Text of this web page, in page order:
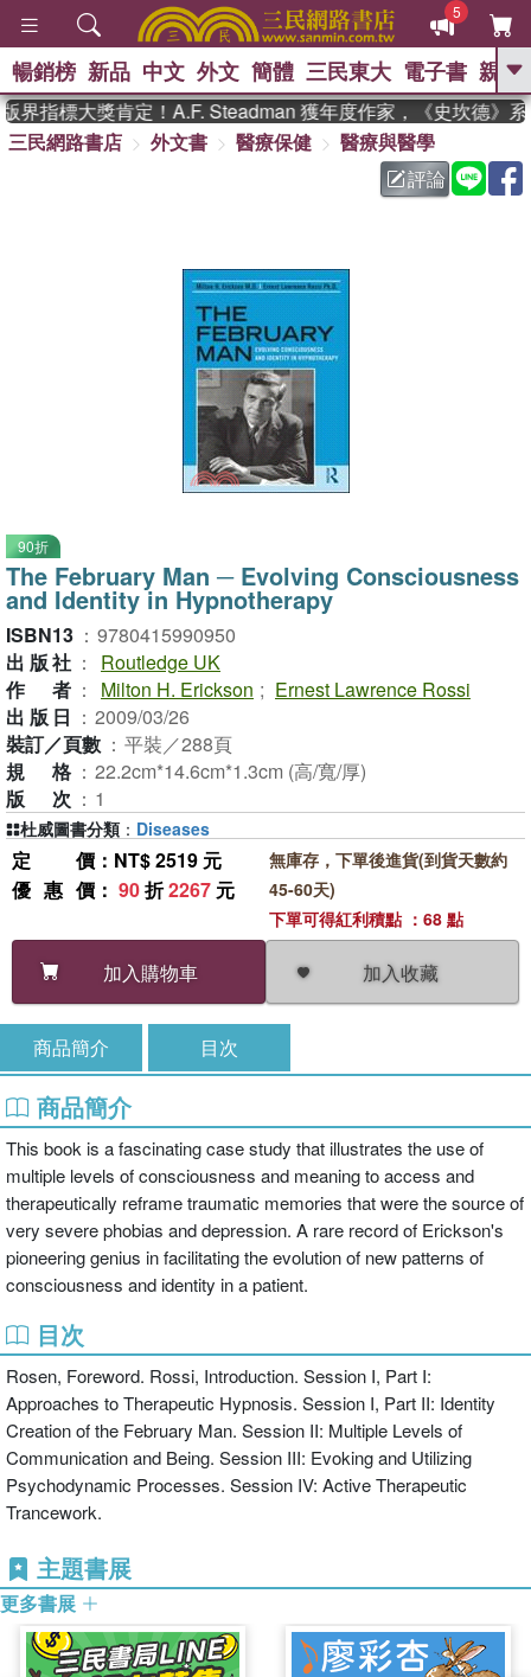
5
GO
熱搜： 東野圭吾 、 高希均教授回憶錄
父親節 、 如果歷
暑期推薦 、 國際布克
偉大的迷走神經
暢銷榜 新品 中文 外文 簡體 三民東大 電子書 親子
指標大獎肯定！A.F. Steadman 獲年度作家，《史坎德》系
三民網路書店
外文書 醫療保健
醫療與醫學
評論
90折
The February Man ─ Evolving Consciousness
and Identity in Hypnotherapy
ISBN13 ： 9780415990950
出版社 ：
Routledge UK
作者 ： Milton H. Erickson ; Ernest Lawrence Rossi
出版日 ： 2009/03/26
裝訂／頁數 ： 平裝／288頁
規格 ： 22.2cm*14.6cm*1.3cm (高/寬/厚)
版次 ： 1
定價 ：NT$ 2519 元
優惠價 ： 90折2267 元
加入購物車 加入收藏
無庫存，下單後進貨(到貨天數約
45-60天)
下單可得紅利積點 ：68 點
杜威圖書分類 ： Diseases
商品簡介 目次
商品簡介
This book is a fascinating case study that illustrates the use of
multiple levels of consciousness and meaning to access and
therapeutically reframe traumatic memories that were the source of
very severe phobias and depression. A rare record of Erickson's
pioneering genius in facilitating the evolution of new patterns of
consciousness and identity in a patient.
目次
Rosen, Foreword. Rossi, Introduction. Session I, Part I:
Approaches to Therapeutic Hypnosis. Session I, Part II: Identity
Creation of the February Man. Session II: Multiple Levels of
Communication and Being. Session III: Evoking and Utilizing
Psychodynamic Processes. Session IV: Active Therapeutic
Trancework.
主題書展
更多書展